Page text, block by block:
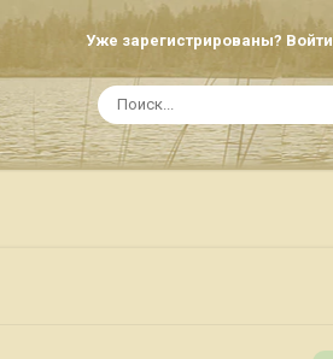
Уже зарегистрированы? Войти